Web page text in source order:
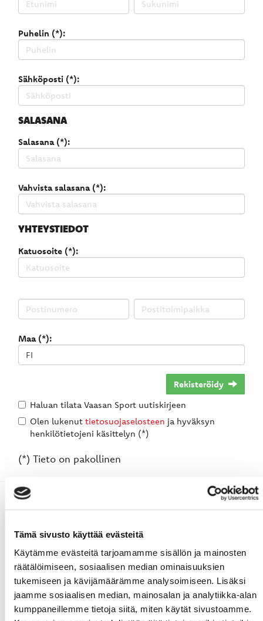
Tämä sivusto käyttää evästeitä
Käytämme evästeitä tarjoamamme sisällön ja mainosten
räätälöimiseen, sosiaalisen median ominaisuuksien
tukemiseen ja kävijämäärämme analysoimiseen. Lisäksi
jaamme sosiaalisen median, mainosalan ja analytiikka-alan
kumppaneillemme tietoja siitä, miten käytät sivustoamme.
Puhelin (*):
Sähköposti (*):
SALASANA
Salasana (*):
Vahvista salasana (*):
YHTEYSTIEDOT
Katuosoite (*):
Maa (*):
Rekisteröidy
Haluan tilata Vaasan Sport uutiskirjeen
Olen lukenut tietosuojaselosteen ja hyväksyn
henkilötietojeni käsittelyn (*)
(*) Tieto on pakollinen